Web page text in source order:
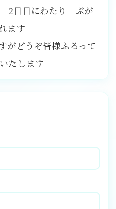
2日日にわたり ぶが
ます
がどうぞ皆様ふるって
たします